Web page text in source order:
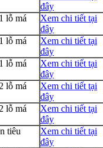
đây
lỗ má
Xem chi tiết tại
đây
lỗ má
Xem chi tiết tại
đây
lỗ má
Xem chi tiết tại
đây
lỗ má
Xem chi tiết tại
đây
lỗ má
Xem chi tiết tại
đây
tiêu
Xem chi tiết tại
đây